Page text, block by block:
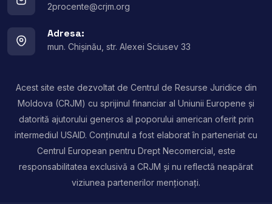
2procente@crjm.org
Adresa:
mun. Chișinău, str. Alexei Sciusev 33
Acest site este dezvoltat de Centrul de Resurse Juridice din
Moldova (CRJM) cu sprijinul financiar al Uniunii Europene și
datorită ajutorului generos al poporului american oferit prin
intermediul USAID. Conținutul a fost elaborat în parteneriat cu
Centrul European pentru Drept Necomercial, este
responsabilitatea exclusivă a CRJM și nu reflectă neapărat
viziunea partenerilor menționați.